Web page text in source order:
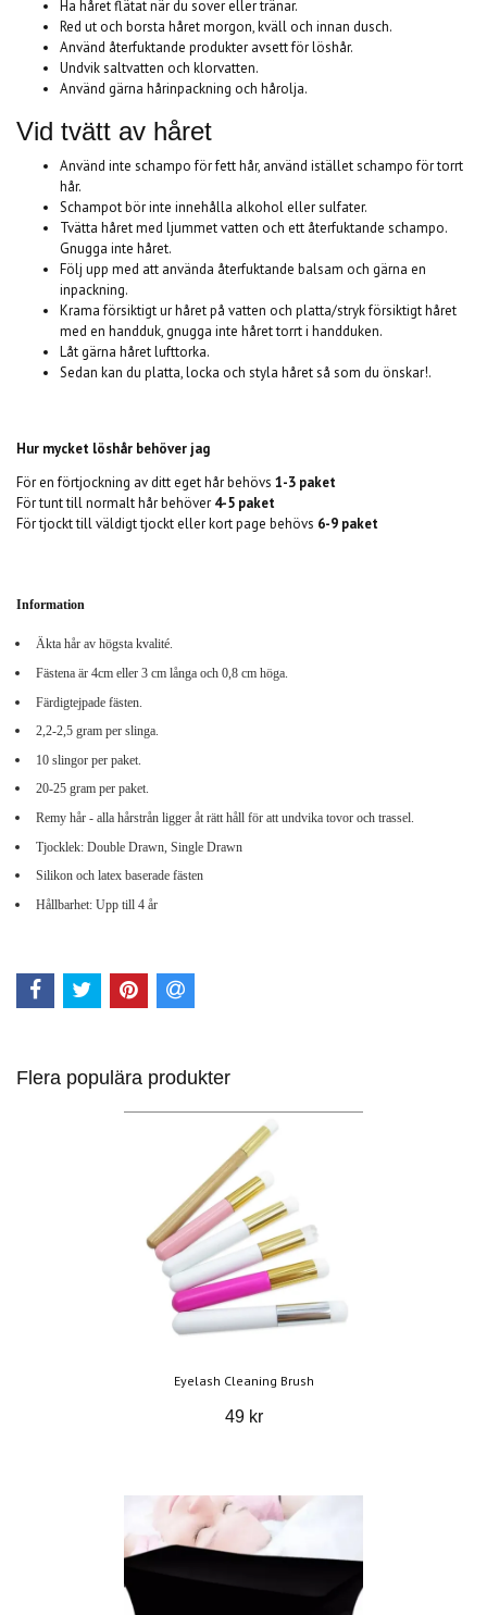
Ha håret flätat när du sover eller tränar.
Red ut och borsta håret morgon, kväll och innan dusch.
Använd återfuktande produkter avsett för löshår.
Undvik saltvatten och klorvatten.
Använd gärna hårinpackning och hårolja.
Vid tvätt av håret
Använd inte schampo för fett hår, använd istället schampo för torrt
hår.
Schampot bör inte innehålla alkohol eller sulfater.
Tvätta håret med ljummet vatten och ett återfuktande schampo.
Gnugga inte håret.
Följ upp med att använda återfuktande balsam och gärna en
inpackning.
Krama försiktigt ur håret på vatten och platta/stryk försiktigt håret
med en handduk, gnugga inte håret torrt i handduken.
Låt gärna håret lufttorka.
Sedan kan du platta, locka och styla håret så som du önskar!.
Hur mycket löshår behöver jag
För en förtjockning av ditt eget hår behövs 1-3 paket
För tunt till normalt hår behöver 4-5 paket
För tjockt tillväldigt tjockt eller kort page behövs 6-9 paket
Information
Äkta hår av högsta kvalité.
Fästena är 4cm eller 3 cm långa och 0,8 cm höga.
Färdigtejpade fästen.
2,2-2,5 gram per slinga.
10 slingor per paket.
20-25 gram per paket.
Remy hår - alla hårstrån ligger åt rätt håll för att undvika tovor och trassel.
Tjocklek: Double Drawn, Single Drawn
Silikon och latex baserade fästen
Hållbarhet: Upp till 4 år
Flera populära produkter
Eyelash Cleaning Brush
49 kr